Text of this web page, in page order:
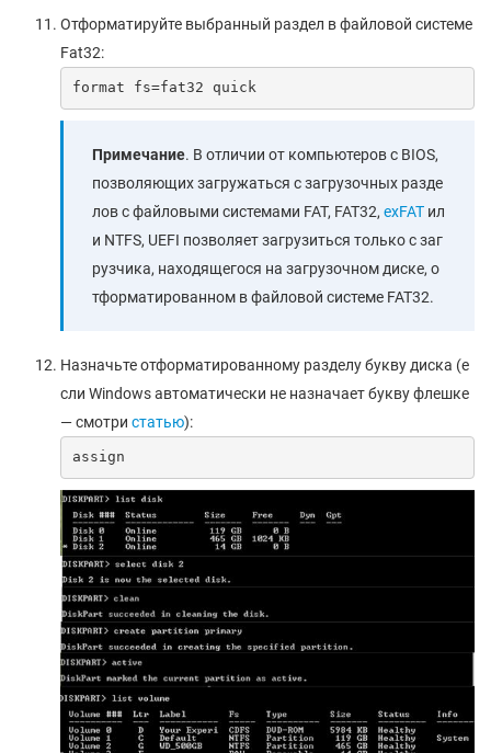
Отформатируйте выбранный раздел в файловой системе
Fat32:
format fs=fat32 quick
Примечание. В отличии от компьютеров с BIOS,
позволяющих загружаться с загрузочных разде
лов с файловыми системами FAT, FAT32, exFAT ил
и NTFS, UEFI позволяет загрузиться только с заг
рузчика, находящегося на загрузочном диске, о
тформатированном в файловой системе FAT32.
Назначьте отформатированному разделу букву диска (е
сли Windows автоматически не назначает букву флешке
— смотри статью):
assign